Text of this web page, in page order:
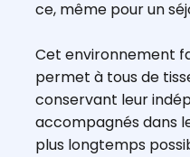
ce, même pour un
Cet environnement
permet à tous de
conservant leur
accompagnés dans
plus longtemps